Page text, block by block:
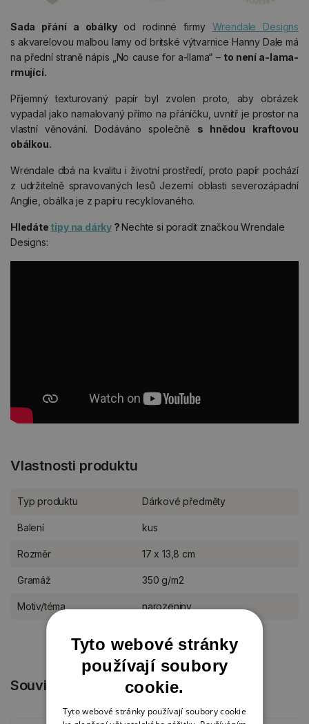
Sada přání a obálky od rodinné firmy Wrendale Designs
s akvarelovou malbou lamy od britské výtvarnice Hanny Dale má
na přední straně nápis „No cause for a-llama“ – to není a-lama-
rmující.
Příjemný texturovaný papír byl zvolen proto, aby obrázek
vypadal jako namalovaný přímo na přáníčku, uvnitř je prostor na
vlastní věnování. Dodáváno společně s hnědou kraftovou
obálkou.
Wrendale dbá na kvalitu i životní prostředí, proto papír pochází
z udržitelně spravovaných lesů Jezerní oblasti severozápadní
Anglie, obálka je z papíru recyklovaného.
Hledáte tipy na dárky?Nechte si poradit značkou Wrendale
Designs:
Vlastnosti produktu
Typ produktu Dárkové předměty
Balení kus
Rozměr 17 x 13,8 cm
Gramáž 350 g/m2
Motiv/téma narozeniny
Související produkty
Tyto webové stránky
používají soubory
cookie.
Tyto webové stránky používají soubory cookie